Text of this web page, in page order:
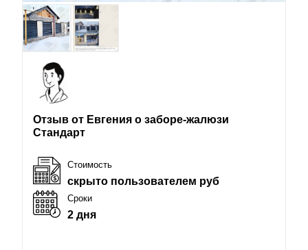
Отзыв от Евгения о заборе-жалюзи
Стандарт
Стоимость
скрыто пользователем руб
Сроки
2 дня